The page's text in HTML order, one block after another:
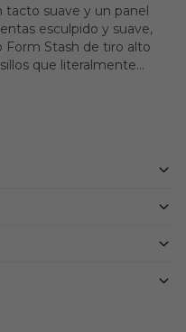
tacto suave y un panel
esculpido y suave,
Form Stash de tiro alto
que literalmente
en movimiento.
antibolitas
y artículos esenciales.